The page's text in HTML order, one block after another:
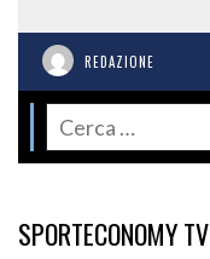
REDAZIONE
SPORTECONOMY TV